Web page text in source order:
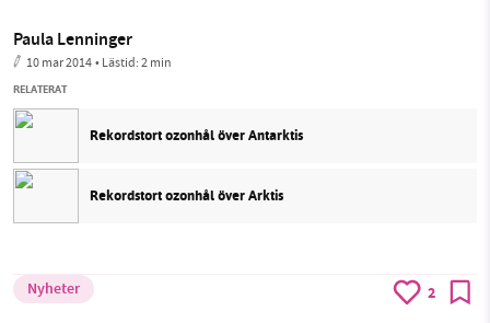
Paula Lenninger
10 mar 2014• Lästid:2 min
RELATERAT
Rekordstort ozonhål över Antarktis
Rekordstort ozonhål över Arktis
Nyheter 2